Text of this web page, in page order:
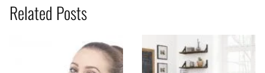
Related Posts